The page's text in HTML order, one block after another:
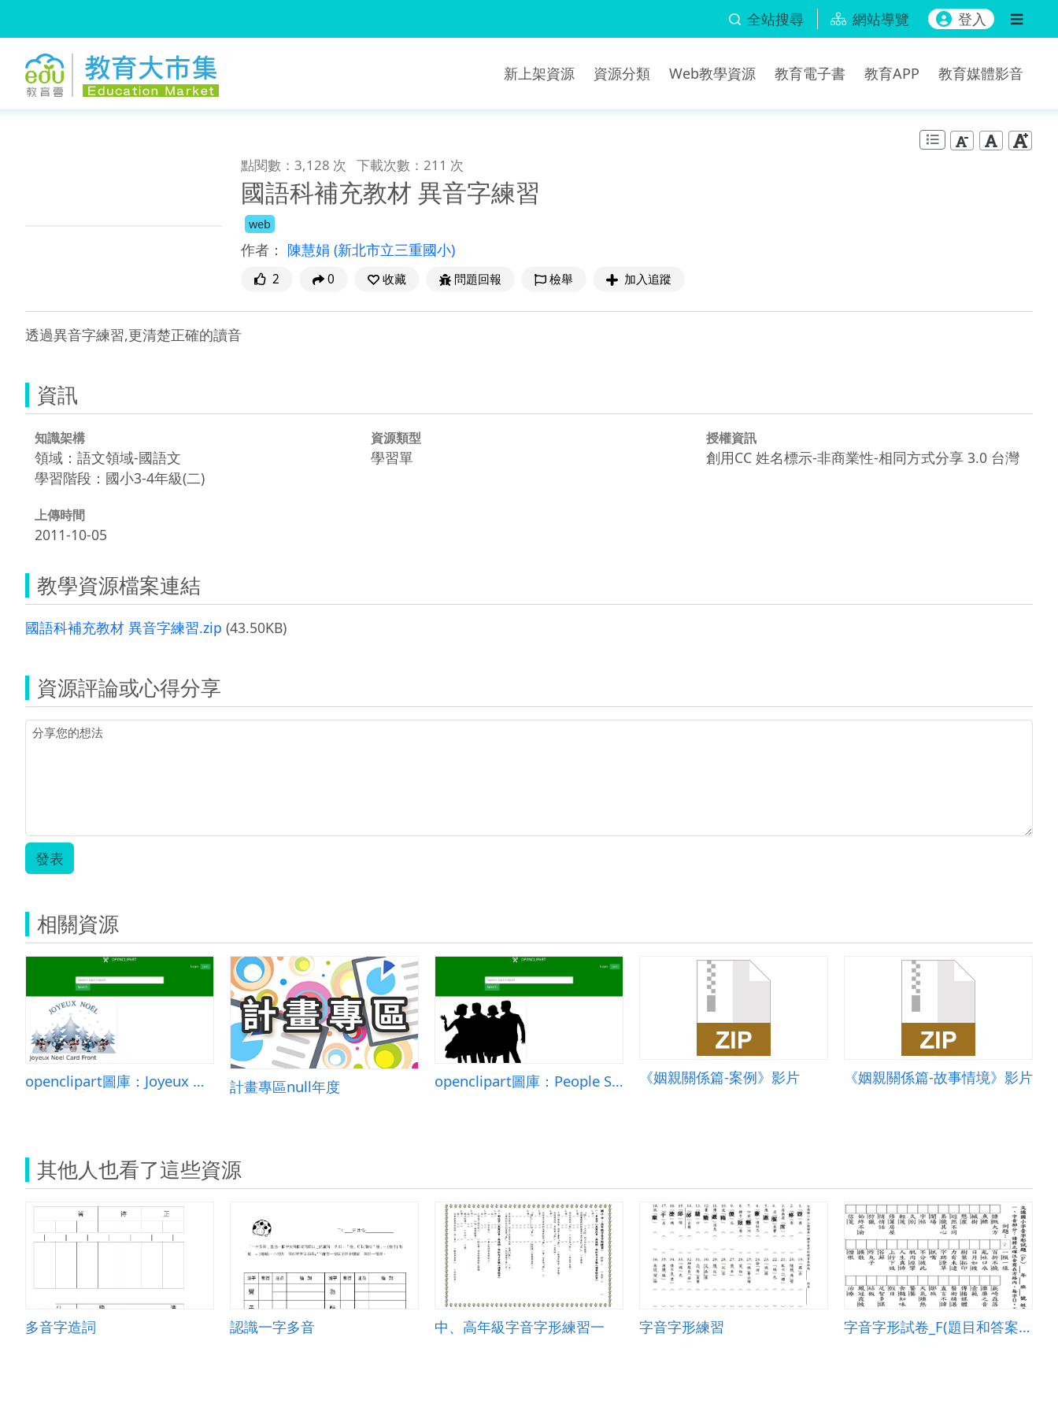
全站搜尋 網站導覽 登入
新上架資源 資源分類 Web教學資源 教育電子書 教育APP 教育媒體影音
點閱數：3,128 次 下載次數：211 次
國語科補充教材 異音字練習
web
作者： 陳慧娟 (新北市立三重國小)
2 0 收藏 問題回報 檢舉 加入追蹤
透過異音字練習,更清楚正確的讀音
資訊
知識架構
領域：語文領域-國語文
學習階段：國小3-4年級(二)
資源類型
學習單
授權資訊
創用CC 姓名標示-非商業性-相同方式分享 3.0 台灣
上傳時間
2011-10-05
教學資源檔案連結
國語科補充教材 異音字練習.zip (43.50KB)
資源評論或心得分享
發表
相關資源
openclipart圖庫：Joyeux Noel Card Front 計畫專區null年度 openclipart圖庫：People Silhouette 1 《姻親關係篇-案例》影片 《姻親關係篇-故事情境》影片
其他人也看了這些資源
多音字造詞 認識一字多音 中、高年級字音字形練習一 字音字形練習 字音字形試卷_F(題目和答案卷)